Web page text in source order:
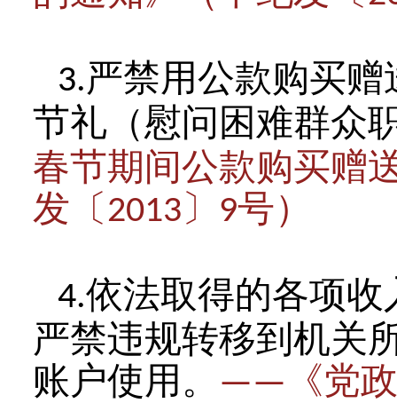
3.严禁用公款购买
节礼（慰问困难群众
春节期间公款购买赠
发〔 2013 〕 9号）
4.依法取得的各项
严禁违规转移到机关
账户使用。
——
《党